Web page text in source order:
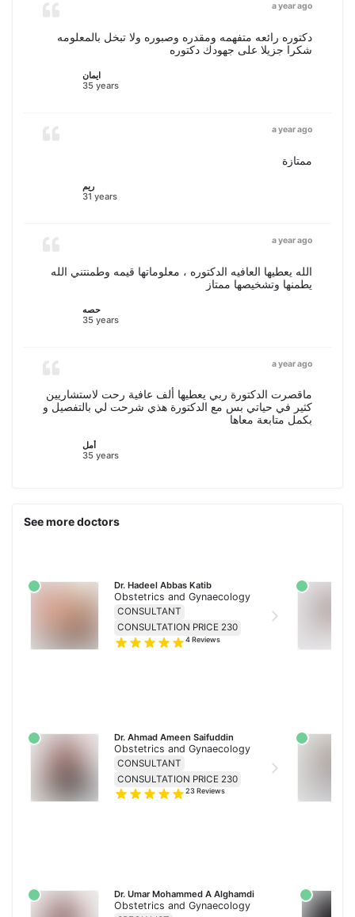
a year ago
دكتوره رائعه متفهمه ومقدره وصبوره ولا تبخل بالمعلومه
شكرا جزيلا على جهودك دكتوره
ايمان
35 years
a year ago
ممتازة
ريم
31 years
a year ago
الله يعطيها العافيه الدكتوره ، معلوماتها قيمه وطمنتني الله
يطمنها وتشخيصها ممتاز
حصه
35 years
a year ago
ماقصرت الدكتورة ربي يعطيها ألف عافية رحت لاستشاريين
كثير في حياتي بس مع الدكتورة هذي شرحت لي بالتفصيل و
بكمل متابعة معاها
أمل
35 years
See more doctors
Dr. Hadeel Abbas Katib
Obstetrics and Gynaecology
CONSULTANT
CONSULTATION PRICE 230
4 Reviews
Dr. Ahmad Ameen Saifuddin
Obstetrics and Gynaecology
CONSULTANT
CONSULTATION PRICE 230
23 Reviews
Dr. Umar Mohammed A Alghamdi
Obstetrics and Gynaecology